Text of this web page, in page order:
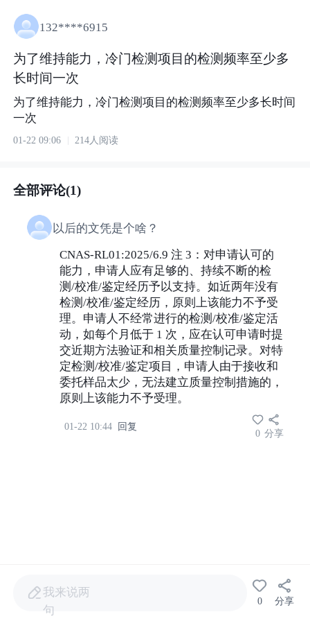
132****6915
为了维持能力，冷门检测项目的检测频率至少多
长时间一次
为了维持能力，冷门检测项目的检测频率至少多长时间
一次
01-22 09:06 214人阅读
全部评论(1)
以后的文凭是个啥？
CNAS-RL01:2025/6.9 注 3：对申请认可的
能力，申请人应有足够的、持续不断的检
测/校准/鉴定经历予以支持。如近两年没有
检测/校准/鉴定经历，原则上该能力不予受
理。申请人不经常进行的检测/校准/鉴定活
动，如每个月低于 1 次，应在认可申请时提
交近期方法验证和相关质量控制记录。对特
定检测/校准/鉴定项目，申请人由于接收和
委托样品太少，无法建立质量控制措施的，
原则上该能力不予受理。
01-22 10:44 回复
0 分享
我来说两
句
0 分享